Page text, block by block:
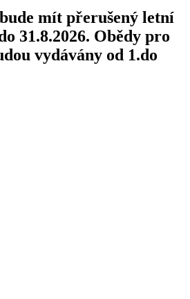
mít přerušený letní
31.8.2026. Obědy pro
vydávány od 1.do